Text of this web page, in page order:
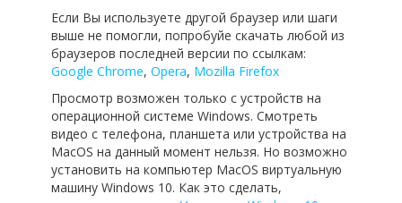
Если Вы используете другой браузер или шаги
выше не помогли, попробуйе скачать любой из
браузеров последней версии по ссылкам:
Google Chrome, Opera, Mozilla Firefox
Просмотр возможен только с устройств на
операционной системе Windows. Смотреть
видео с телефона, планшета или устройства на
MacOS на данный момент нельзя. Но возможно
установить на компьютер MacOS виртуальную
машину Windows 10. Как это сделать,